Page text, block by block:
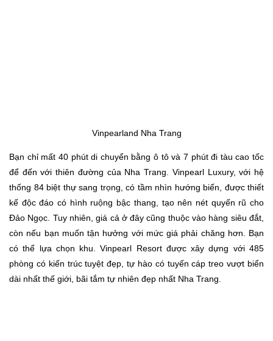
Vinpearland Nha Trang
Bạn chỉ mất 40 phút di chuyển bằng ô tô và 7 phút đi tàu cao tốc
để đến với thiên đường của Nha Trang. Vinpearl Luxury, với hệ
thống 84 biệt thự sang trọng, có tầm nhìn hướng biển, được thiết
kế độc đáo có hình ruộng bậc thang, tạo nên nét quyến rũ cho
Đảo Ngọc. Tuy nhiên, giá cả ở đây cũng thuộc vào hàng siêu đắt,
còn nếu bạn muốn tận hưởng với mức giá phải chăng hơn. Bạn
có thể lựa chọn khu. Vinpearl Resort được xây dựng với 485
phòng có kiến trúc tuyệt đẹp, tự hào có tuyến cáp treo vượt biển
dài nhất thế giới, bãi tắm tự nhiên đẹp nhất Nha Trang.